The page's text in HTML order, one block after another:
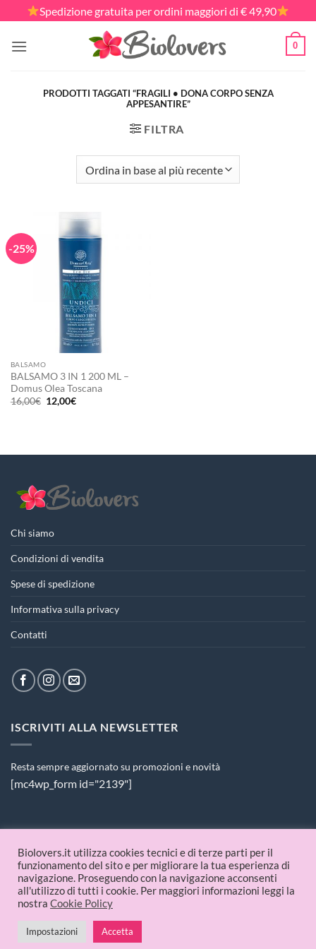
ai
contenuti
Spedizione gratuita per ordini maggiori di € 49,90
0
PRODOTTI TAGGATI “FRAGILI • DONA CORPO SENZA
APPESANTIRE”
FILTRA
-25%
BALSAMO
BALSAMO 3 IN 1 200 ML –
Domus Olea Toscana
16,00€ Il
prezzo
12,00€Il
Chi siamo
Condizioni di vendita
Spese di spedizione
Informativa sulla privacy
Contatti
ISCRIVITI ALLA NEWSLETTER
Resta sempre aggiornato su promozioni e novità
[mc4wp_form id="2139"]
PAGAMENTI ACCETTATI
© 2026 Biolovers.it | P.IVA 09336481214
Biolovers.it utilizza cookies tecnici e di terze parti per il
funzionamento del sito e per migliorare la tua esperienza di
navigazione. Proseguendo con la navigazione acconsenti
all'utilizzo di tutti i cookie. Per maggiori informazioni leggi la
nostra Cookie Policy
Impostazioni Accetta